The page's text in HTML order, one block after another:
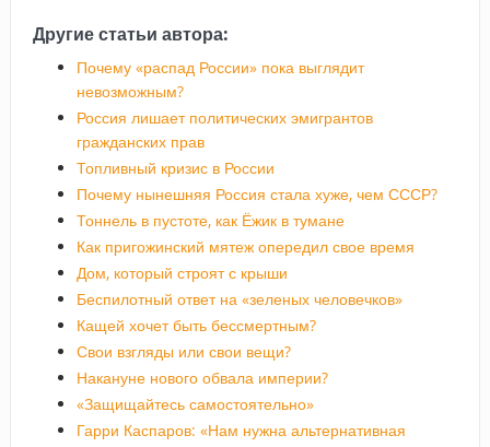
Другие статьи автора:
Почему «распад России» пока выглядит
невозможным?
Россия лишает политических эмигрантов
гражданских прав
Топливный кризис в России
Почему нынешняя Россия стала хуже, чем СССР?
Тоннель в пустоте, как Ёжик в тумане
Как пригожинский мятеж опередил свое время
Дом, который строят с крыши
Беспилотный ответ на «зеленых человечков»
Кащей хочет быть бессмертным?
Свои взгляды или свои вещи?
Накануне нового обвала империи?
«Защищайтесь самостоятельно»
Гарри Каспаров: «Нам нужна альтернативная